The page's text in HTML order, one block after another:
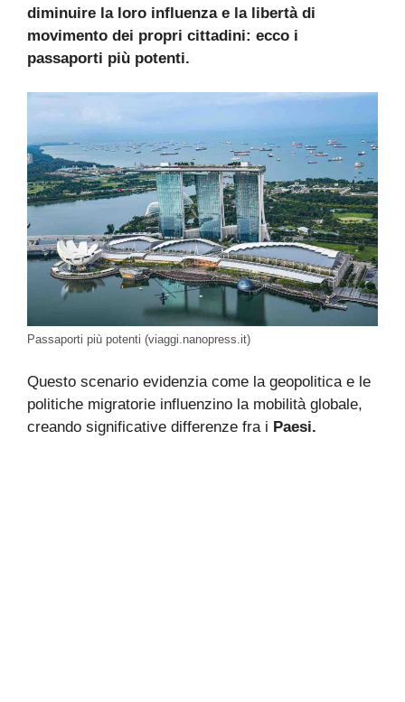
diminuire la loro influenza e la libertà di
movimento dei propri cittadini: ecco i
passaporti più potenti.
Passaporti più potenti (viaggi.nanopress.it)
Questo scenario evidenzia come la geopolitica e le
politiche migratorie influenzino la mobilità globale,
creando significative differenze fra i Paesi.